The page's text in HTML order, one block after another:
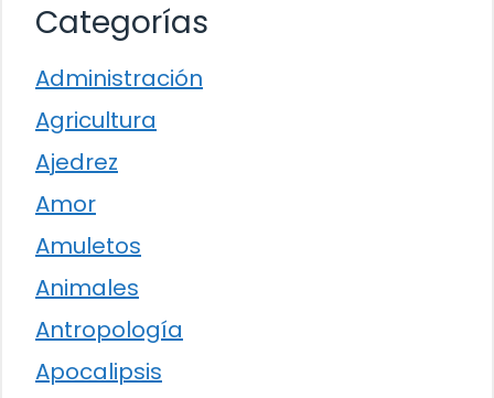
Categorías
Administración
Agricultura
Ajedrez
Amor
Amuletos
Animales
Antropología
Apocalipsis